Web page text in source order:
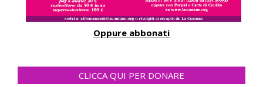
Oppure abbonati
CLICCA QUI PER DONARE